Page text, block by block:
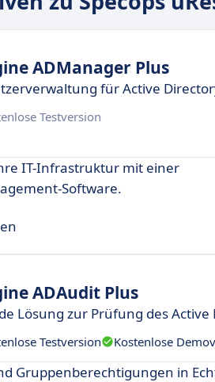
ADManager Plus
für Active
Testversion
IT-Infrastruktur mit einer
Software.
ADAudit Plus
Lösung zur Prüfung des Active
Testversion Kostenlose
Gruppenberechtigungen in